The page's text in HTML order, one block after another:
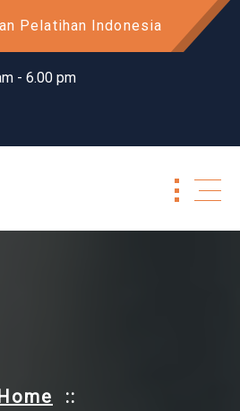
Pelatihan Indonesia
- 6.00 pm
::